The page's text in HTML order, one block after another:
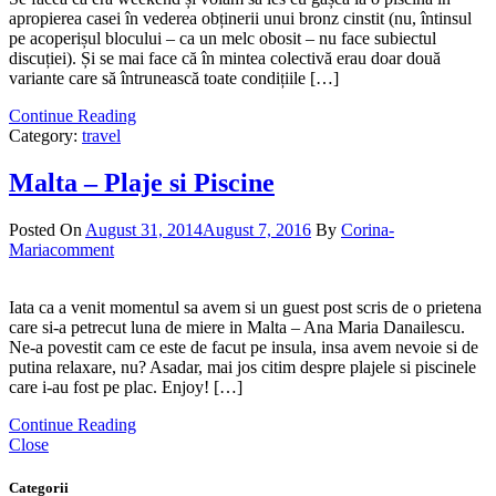
apropierea casei în vederea obținerii unui bronz cinstit (nu, întinsul
pe acoperișul blocului – ca un melc obosit – nu face subiectul
discuției). Și se mai face că în mintea colectivă erau doar două
variante care să întrunească toate condițiile […]
Continue Reading
Category: travel
Malta – Plaje si Piscine
Posted On August 31, 2014August 7, 2016 By Corina-
Mariacomment
Iata ca a venit momentul sa avem si un guest post scris de o prietena
care si-a petrecut luna de miere in Malta – Ana Maria Danailescu.
Ne-a povestit cam ce este de facut pe insula, insa avem nevoie si de
putina relaxare, nu? Asadar, mai jos citim despre plajele si piscinele
care i-au fost pe plac. Enjoy! […]
Continue Reading
Close
Categorii